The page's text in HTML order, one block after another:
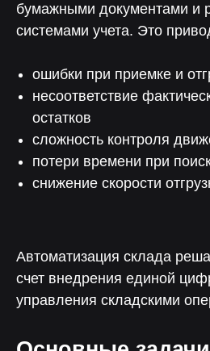
бумажными документами и
системами учета. Это
ошибки при приемке и
несоответствие
остатков
сложность контроля
потери времени при
снижение скорости
Автоматизация склада
счет внедрения единой
управления складскими